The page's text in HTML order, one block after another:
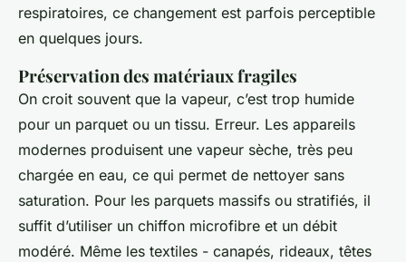
respiratoires, ce changement est parfois perceptible
en quelques jours.
Préservation des matériaux fragiles
On croit souvent que la vapeur, c’est trop humide
pour un parquet ou un tissu. Erreur. Les appareils
modernes produisent une vapeur sèche, très peu
chargée en eau, ce qui permet de nettoyer sans
saturation. Pour les parquets massifs ou stratifiés, il
suffit d’utiliser un chiffon microfibre et un débit
modéré. Même les textiles - canapés, rideaux, têtes